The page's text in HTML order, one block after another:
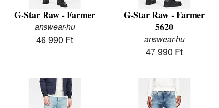
G-Star Raw - Farmer
answear-hu
46 990 Ft
G-Star Raw - Farmer
5620
answear-hu
47 990 Ft